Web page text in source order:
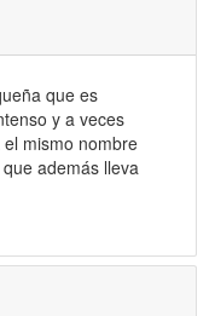
que es
y a veces
mismo nombre
además lleva